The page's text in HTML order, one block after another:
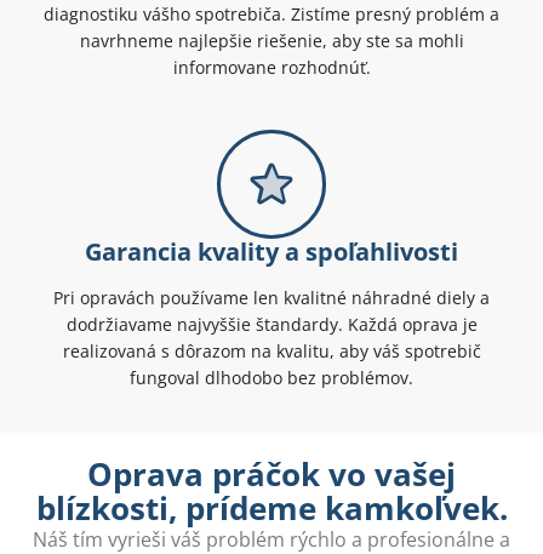
diagnostiku vášho spotrebiča. Zistíme presný problém a
navrhneme najlepšie riešenie, aby ste sa mohli
informovane rozhodnúť.
Garancia kvality a spoľahlivosti
Pri opravách používame len kvalitné náhradné diely a
dodržiavame najvyššie štandardy. Každá oprava je
realizovaná s dôrazom na kvalitu, aby váš spotrebič
fungoval dlhodobo bez problémov.
Oprava práčok vo vašej
blízkosti, prídeme kamkoľvek.
Náš tím vyrieši váš problém rýchlo a profesionálne a